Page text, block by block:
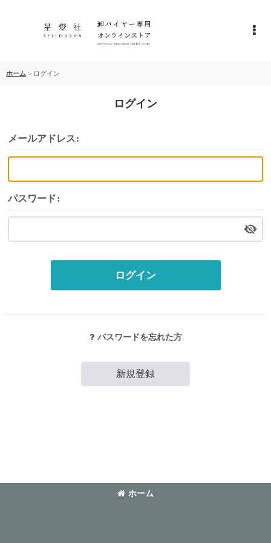
ホーム > ログイン
ログイン
メールアドレス:
パスワード:
ログイン
パスワードを忘れた方
新規登録
ホーム